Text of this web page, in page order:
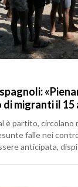
migranti il
è partito, circolano
falle nei
anticipata,